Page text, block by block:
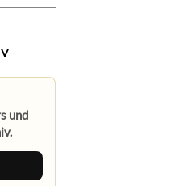
und